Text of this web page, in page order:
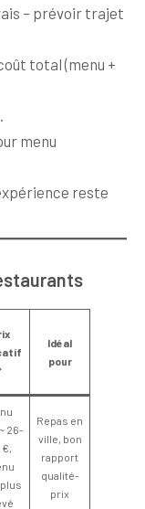
– prévoir trajet
total (menu +
menu
reste
Idéal
pour
26-
Repas en
ville, bon
rapport
qualité-
prix